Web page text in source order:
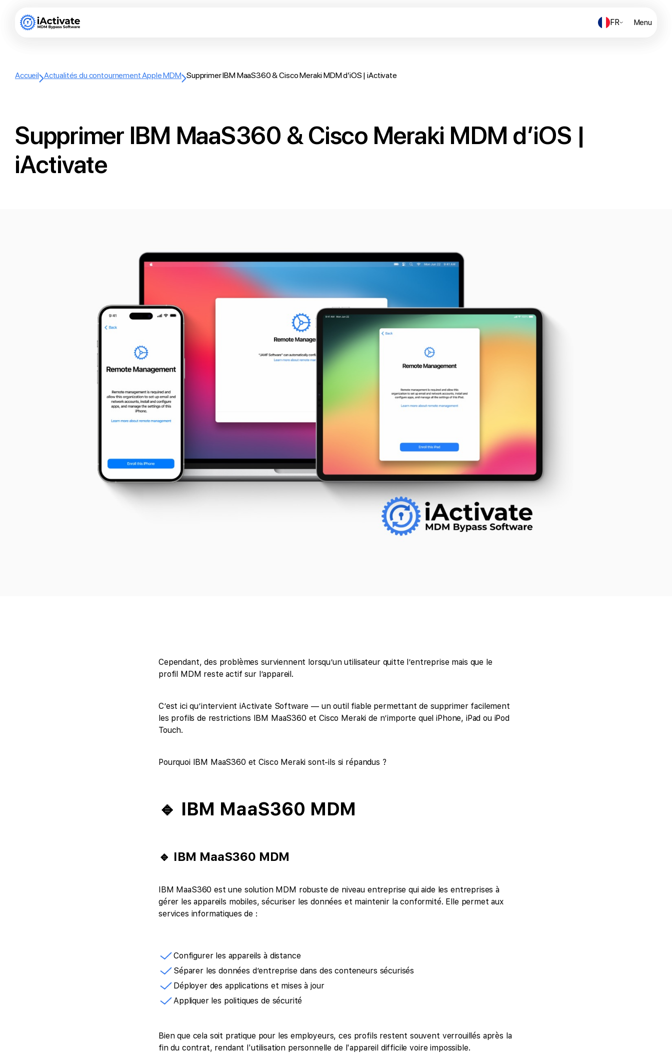
FR Menu
Accueil Actualités du contournement Apple MDM Supprimer IBM MaaS360 & Cisco Meraki MDM d’iOS | iActivate
Supprimer IBM MaaS360 & Cisco Meraki MDM d’iOS |
iActivate
Cependant, des problèmes surviennent lorsqu’un utilisateur quitte l’entreprise mais que le
profil MDM reste actif sur l’appareil.
C’est ici qu’intervient iActivate Software — un outil fiable permettant de supprimer facilement
les profils de restrictions IBM MaaS360 et Cisco Meraki de n’importe quel iPhone, iPad ou iPod
Touch.
Pourquoi IBM MaaS360 et Cisco Meraki sont-ils si répandus ?
🔹 IBM MaaS360 MDM
🔹 IBM MaaS360 MDM
IBM MaaS360 est une solution MDM robuste de niveau entreprise qui aide les entreprises à
gérer les appareils mobiles, sécuriser les données et maintenir la conformité. Elle permet aux
services informatiques de :
Configurer les appareils à distance
Séparer les données d’entreprise dans des conteneurs sécurisés
Déployer des applications et mises à jour
Appliquer les politiques de sécurité
Bien que cela soit pratique pour les employeurs, ces profils restent souvent verrouillés après la
fin du contrat, rendant l'utilisation personnelle de l'appareil difficile voire impossible.
FR Menu